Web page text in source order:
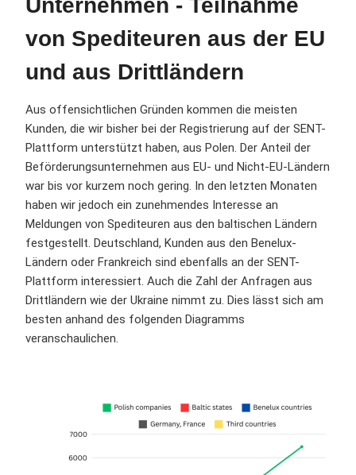
Unternehmen - Teilnahme
von Spediteuren aus der EU
und aus Drittländern
Aus offensichtlichen Gründen kommen die meisten
Kunden, die wir bisher bei der Registrierung auf der SENT-
Plattform unterstützt haben, aus Polen. Der Anteil der
Beförderungsunternehmen aus EU- und Nicht-EU-Ländern
war bis vor kurzem noch gering. In den letzten Monaten
haben wir jedoch ein zunehmendes Interesse an
Meldungen von Spediteuren aus den baltischen Ländern
festgestellt. Deutschland, Kunden aus den Benelux-
Ländern oder Frankreich sind ebenfalls an der SENT-
Plattform interessiert. Auch die Zahl der Anfragen aus
Drittländern wie der Ukraine nimmt zu. Dies lässt sich am
besten anhand des folgenden Diagramms
veranschaulichen.